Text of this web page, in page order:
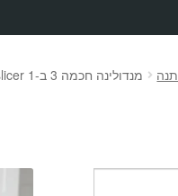
מנדולינה חכמה 3 ב-1 Compact vertical slicer